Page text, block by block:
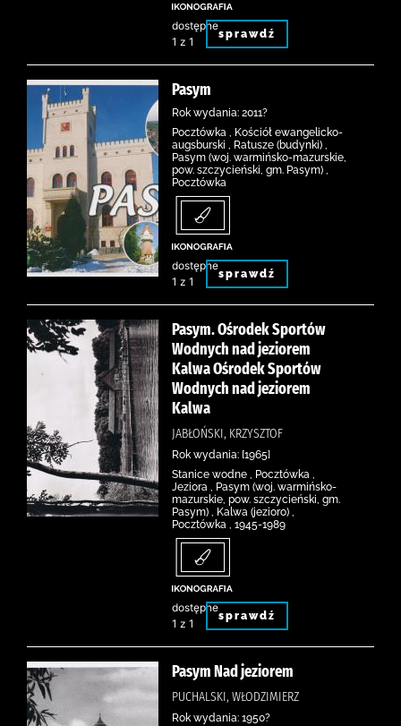
dostępne
1 z 1
sprawdź
Pasym
Rok wydania: 2011?
Pocztówka , Kościół ewangelicko-
augsburski , Ratusze (budynki) ,
Pasym (woj. warmińsko-mazurskie,
pow. szczycieński, gm. Pasym) ,
Pocztówka
dostępne
1 z 1
sprawdź
Pasym. Ośrodek Sportów
Wodnych nad jeziorem
Kalwa Ośrodek Sportów
Wodnych nad jeziorem
Kalwa
JABŁOŃSKI, KRZYSZTOF
Rok wydania: [1965]
Stanice wodne , Pocztówka ,
Jeziora , Pasym (woj. warmińsko-
mazurskie, pow. szczycieński, gm.
Pasym) , Kalwa (jezioro) ,
Pocztówka , 1945-1989
dostępne
1 z 1
sprawdź
Pasym Nad jeziorem
PUCHALSKI, WŁODZIMIERZ
Rok wydania: 1950?